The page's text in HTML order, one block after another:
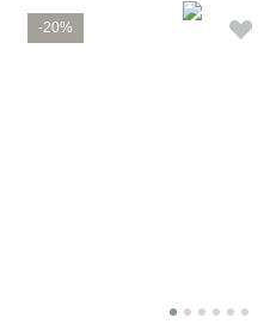
-20%